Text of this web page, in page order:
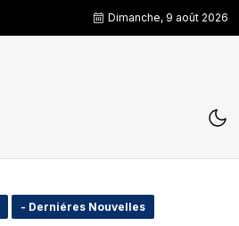
Dimanche, 9 août 2026
- Derniéres Nouvelles